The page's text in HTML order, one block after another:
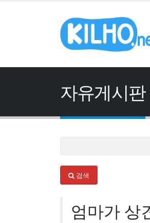
자유게시판
검색
엄마가 상